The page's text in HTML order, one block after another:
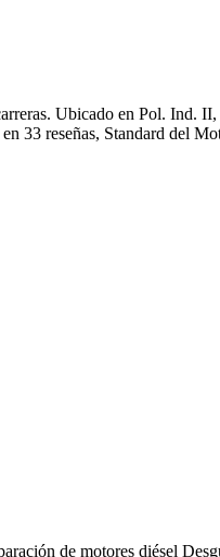
Ubicado en Pol. Ind.
33 reseñas, Standard del
de motores diésel